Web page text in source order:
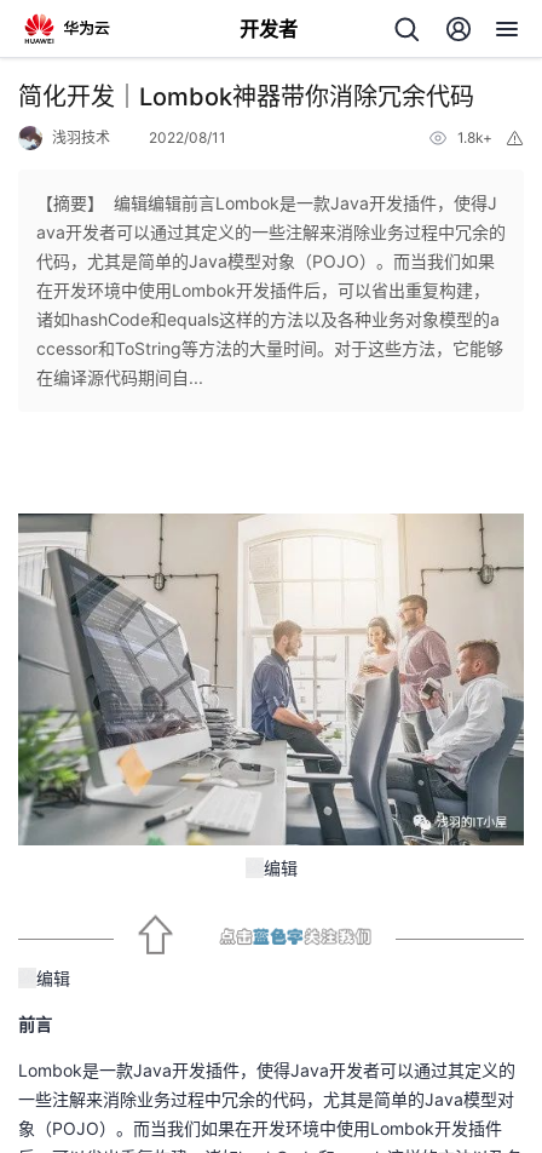
开发者
返
个
人
我
发
者
我
的
博
客
我
的
论
我
的
子
我
直
播
的
活
我
的
注
我
开
的
我
简化开发｜Lombok神器带你消除冗余代码
浅羽技术 2022/08/11 1.8k+
【摘要】 ​ ​编辑​编辑前言Lombok是一款Java开发插件，使得J
ava开发者可以通过其定义的一些注解来消除业务过程中冗余的
代码，尤其是简单的Java模型对象（POJO）。而当我们如果
在开发环境中使用Lombok开发插件后，可以省出重复构建，
诸如hashCode和equals这样的方法以及各种业务对象模型的a
ccessor和ToString等方法的大量时间。对于这些方法，它能够
在编译源代码期间自...
编辑
编辑
前言
Lombok是一款Java开发插件，使得Java开发者可以通过其定义的
一些注解来消除业务过程中冗余的代码，尤其是简单的Java模型对
象（POJO）。而当我们如果在开发环境中使用Lombok开发插件